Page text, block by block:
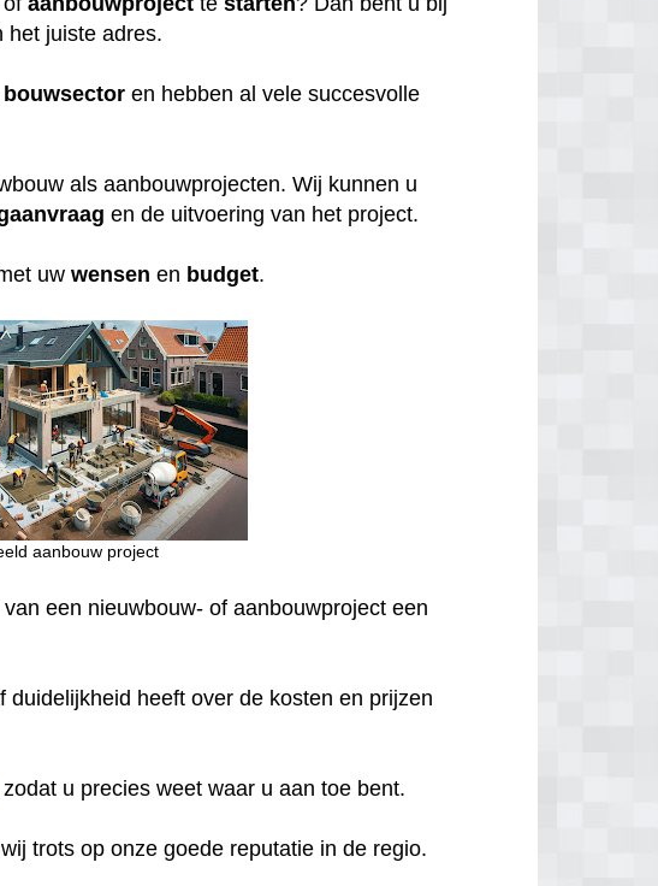
het juiste adres.
bouwsector en hebben al vele succesvolle
als aanbouwprojecten. Wij kunnen u
en de uitvoering van het project.
uwwensen en budget.
aanbouw project
een nieuwbouw- of aanbouwproject een
heeft over de kosten en prijzen
zodat u precies weet waar u aan toe bent.
trots op onze goede reputatie in de regio.